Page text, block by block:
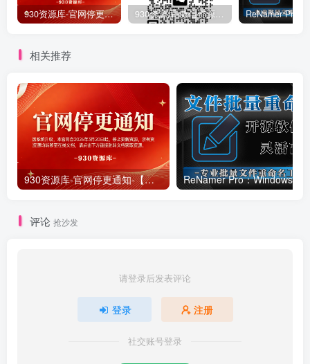
930资源库-官网停更通知-【换在线文档更新-每日更新】
相关推荐
930资源库-官网停更通知-【换在线文档更新-每日更新】
评论 抢沙发
请登录后发表评论
登录 注册
社交账号登录